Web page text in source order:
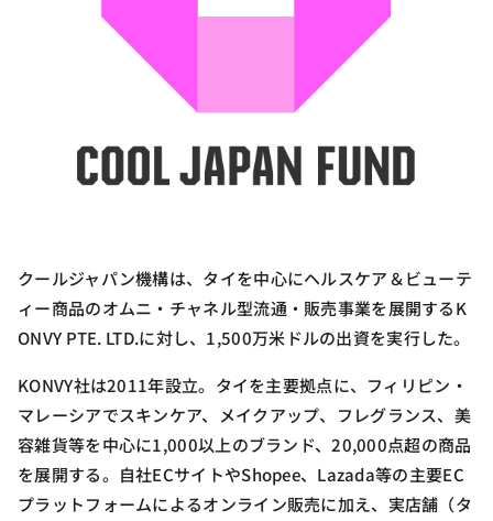
クールジャパン機構は、タイを中心にヘルスケア＆ビューテ
ィー商品のオムニ・チャネル型流通・販売事業を展開するK
ONVY PTE. LTD.に対し、1,500万米ドルの出資を実行した。
KONVY社は2011年設立。タイを主要拠点に、フィリピン・
マレーシアでスキンケア、メイクアップ、フレグランス、美
容雑貨等を中心に1,000以上のブランド、20,000点超の商品
を展開する。自社ECサイトやShopee、Lazada等の主要EC
プラットフォームによるオンライン販売に加え、実店舗（タ